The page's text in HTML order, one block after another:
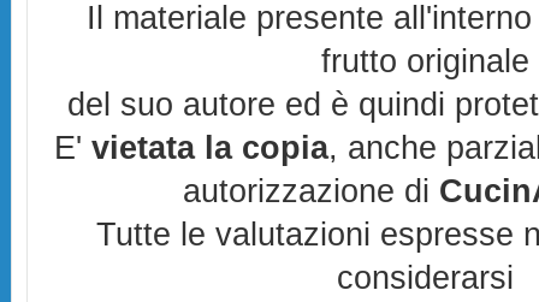
Il materiale presente
frutto originale
del suo autore ed è quindi
E'vietata la copia, anche
autorizzazione di
Tutte le valutazioni espresse
considerarsi